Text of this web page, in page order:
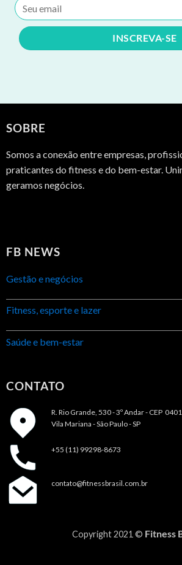
SOBRE
Somos a conexão entre empresas,
praticantes do fitness e do bem-estar.
geramos negócios.
FB NEWS
Gestão e negócios
Fitness, esporte e lazer
Saúde e bem-estar
CONTATO
R. Rio Grande, 530 - 3º Andar - CEP
Vila Mariana - São Paulo - SP
+55 (11) 99298-8673
contato@fitnessbrasil.com.br
Copyright 2021 © Fitness